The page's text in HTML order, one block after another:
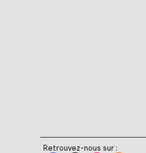
Retrouvez-nous sur :